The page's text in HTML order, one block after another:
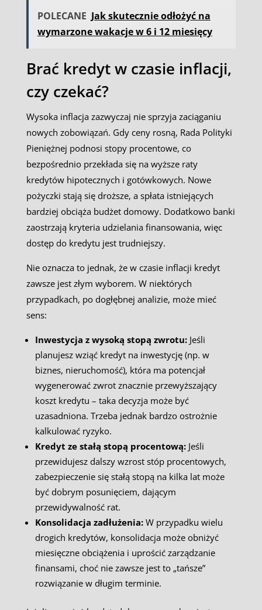
POLECANE Jak skutecznie odłożyć na
wymarzone wakacje w 6 i 12 miesięcy
Brać kredyt w czasie inflacji,
czy czekać?
Wysoka inflacja zazwyczaj nie sprzyja zaciąganiu
nowych zobowiązań. Gdy ceny rosną, Rada Polityki
Pieniężnej podnosi stopy procentowe, co
bezpośrednio przekłada się na wyższe raty
kredytów hipotecznych i gotówkowych. Nowe
pożyczki stają się droższe, a spłata istniejących
bardziej obciąża budżet domowy. Dodatkowo banki
zaostrzają kryteria udzielania finansowania, więc
dostęp do kredytu jest trudniejszy.
Nie oznacza to jednak, że w czasie inflacji kredyt
zawsze jest złym wyborem. W niektórych
przypadkach, po dogłębnej analizie, może mieć
sens:
Inwestycja z wysoką stopą zwrotu:Jeśli
planujesz wziąć kredyt na inwestycję (np. w
biznes, nieruchomość), która ma potencjał
wygenerować zwrot znacznie przewyższający
koszt kredytu – taka decyzja może być
uzasadniona. Trzeba jednak bardzo ostrożnie
kalkulować ryzyko.
Kredyt ze stałą stopą procentową:Jeśli
przewidujesz dalszy wzrost stóp procentowych,
zabezpieczenie się stałą stopą na kilka lat może
być dobrym posunięciem, dającym
przewidywalność rat.
Konsolidacja zadłużenia:W przypadku wielu
drogich kredytów, konsolidacja może obniżyć
miesięczne obciążenia i uprościć zarządzanie
finansami, choć nie zawsze jest to „tańsze”
rozwiązanie w długim terminie.